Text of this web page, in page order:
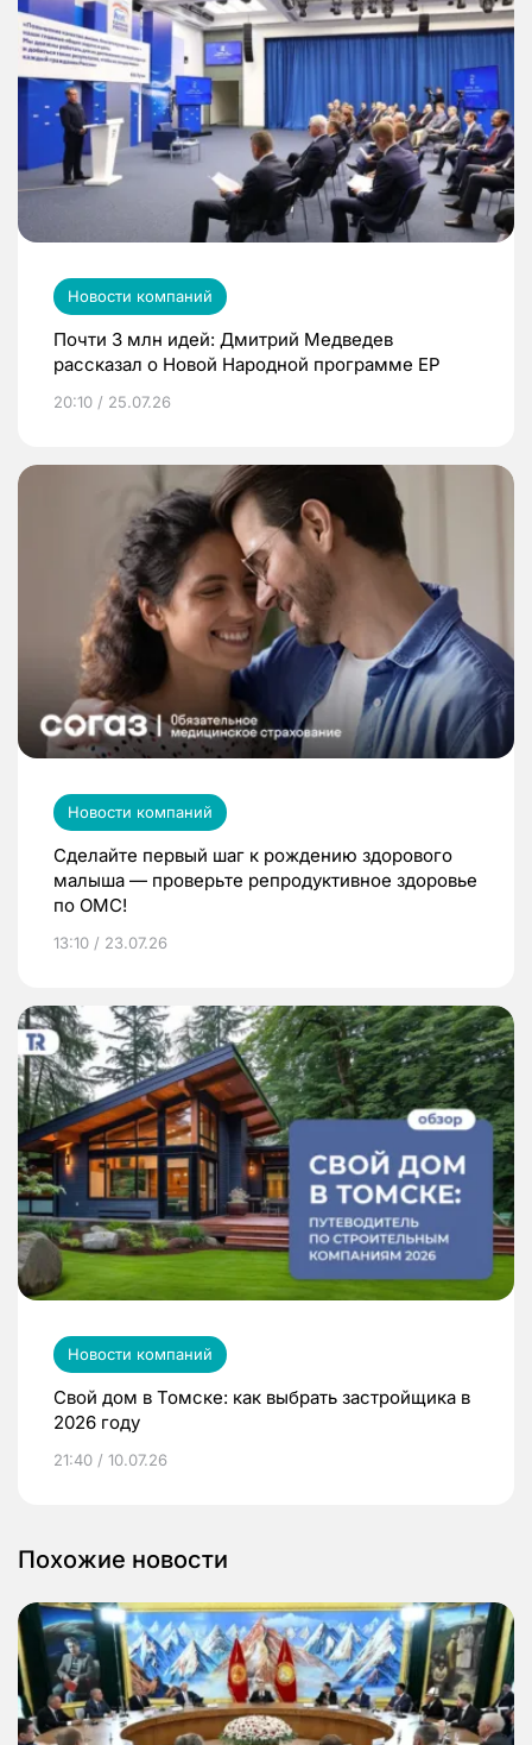
Новости компаний
Почти 3 млн идей: Дмитрий Медведев
рассказал о Новой Народной программе ЕР
20:10 / 25.07.26
Новости компаний
Сделайте первый шаг к рождению здорового
малыша — проверьте репродуктивное здоровье
по ОМС!
13:10 / 23.07.26
Новости компаний
Свой дом в Томске: как выбрать застройщика в
2026 году
21:40 / 10.07.26
Похожие новости